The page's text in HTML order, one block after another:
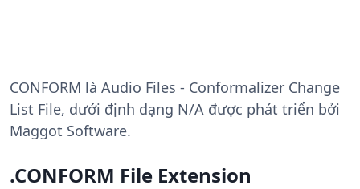
CONFORM là Audio Files - Conformalizer Change
List File, dưới định dạng N/A được phát triển bởi
Maggot Software.
.CONFORM File Extension